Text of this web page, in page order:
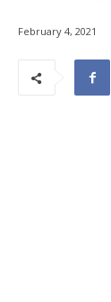
February 4, 2021